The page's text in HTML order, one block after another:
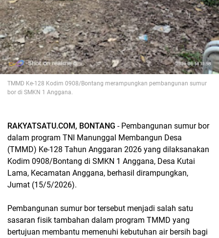
TMMD Ke-128 Kodim 0908/Bontang merampungkan pembangunan sumur
bor di SMKN 1 Anggana.
RAKYATSATU.COM, BONTANG - Pembangunan sumur bor
dalam program TNI Manunggal Membangun Desa
(TMMD) Ke-128 Tahun Anggaran 2026 yang dilaksanakan
Kodim 0908/Bontang di SMKN 1 Anggana, Desa Kutai
Lama, Kecamatan Anggana, berhasil dirampungkan,
Jumat (15/5/2026).
Pembangunan sumur bor tersebut menjadi salah satu
sasaran fisik tambahan dalam program TMMD yang
bertujuan membantu memenuhi kebutuhan air bersih bagi